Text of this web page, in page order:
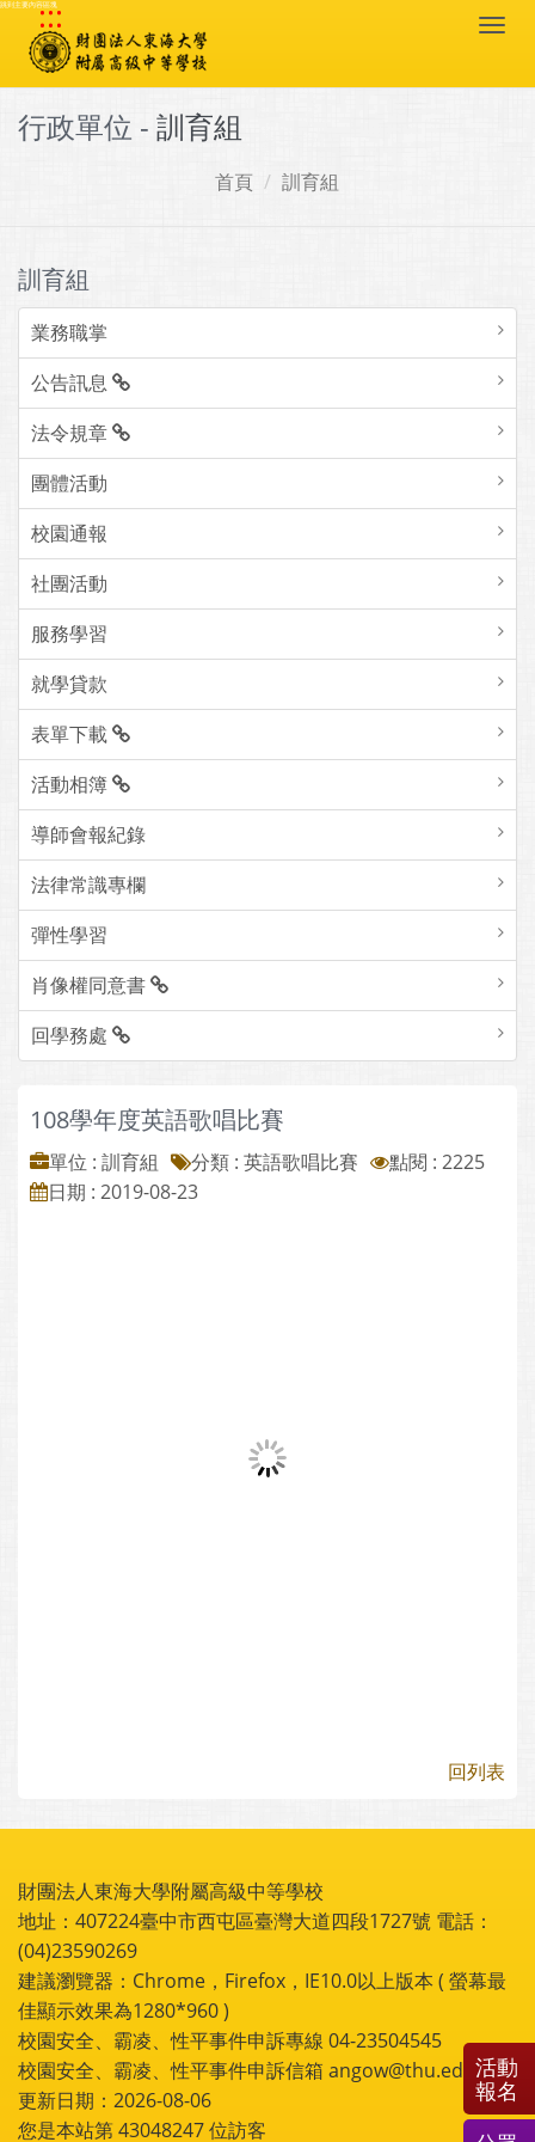
跳到主要內容區塊
:::
行政單位 - 訓育組
首頁 訓育組
訓育組
業務職掌
公告訊息
法令規章
團體活動
校園通報
社團活動
服務學習
就學貸款
表單下載
活動相簿
導師會報紀錄
法律常識專欄
彈性學習
肖像權同意書
回學務處
108學年度英語歌唱比賽
單位 : 訓育組 分類 : 英語歌唱比賽
點閱 : 2225
日期 : 2019-08-23
回列表
財團法人東海大學附屬高級中等學校
地址：407224臺中市西屯區臺灣大道四段1727號 電話：
(04)23590269
建議瀏覽器：Chrome，Firefox，IE10.0以上版本 ( 螢幕最
佳顯示效果為1280*960 )
校園安全、霸凌、性平事件申訴專線 04-23504545
校園安全、霸凌、性平事件申訴信箱 angow@thu.edu.tw
更新日期：2026-08-06
您是本站第43048247位訪客
活動
報名